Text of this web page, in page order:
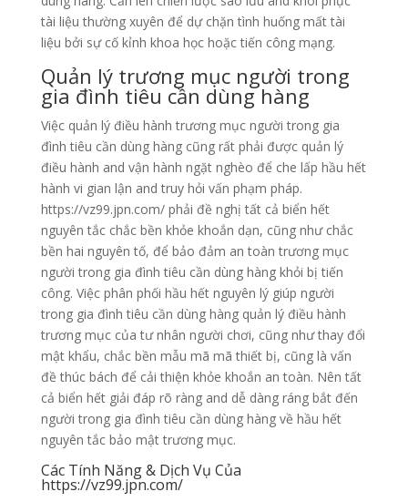
tài liệu thường xuyên để dự chặn tình huống mất tài
liệu bởi sự cố kỉnh khoa học hoặc tiến công mạng.
Quản lý trương mục người trong
gia đình tiêu cần dùng hàng
Việc quản lý điều hành trương mục người trong gia
đình tiêu cần dùng hàng cũng rất phải được quản lý
điều hành and vận hành ngặt nghèo để che lấp hầu hết
hành vi gian lận and truy hỏi vấn phạm pháp.
https://vz99.jpn.com/ phải đề nghị tất cả biển hết
nguyên tắc chắc bền khỏe khoắn dạn, cũng như chắc
bền hai nguyên tố, để bảo đảm an toàn trương mục
người trong gia đình tiêu cần dùng hàng khỏi bị tiến
công. Việc phân phối hầu hết nguyên lý giúp người
trong gia đình tiêu cần dùng hàng quản lý điều hành
trương mục của tư nhân người chơi, cũng như thay đổi
mật khẩu, chắc bền mẫu mã mã thiết bị, cũng là vấn
đề thúc bách để cải thiện khỏe khoắn an toàn. Nên tất
cả biển hết giải đáp rõ ràng and dễ dàng ráng bắt đến
người trong gia đình tiêu cần dùng hàng về hầu hết
nguyên tắc bảo mật trương mục.
Các Tính Năng & Dịch Vụ Của
https://vz99.jpn.com/